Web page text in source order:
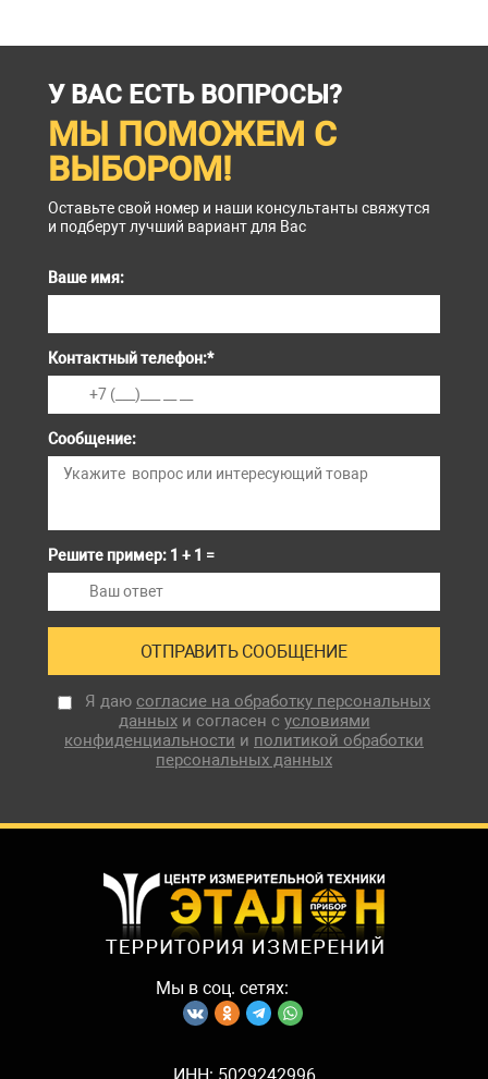
У ВАС ЕСТЬ ВОПРОСЫ?
МЫ ПОМОЖЕМ С
ВЫБОРОМ!
Оставьте свой номер и наши консультанты свяжутся
и подберут лучший вариант для Вас
Ваше имя:
Контактный телефон:*
Сообщение:
Решите пример: 1 + 1 =
Я даю согласие на обработку персональных
данныхи согласен с условиями
конфиденциальности и политикой обработки
персональных данных
Мы в соц. сетях: